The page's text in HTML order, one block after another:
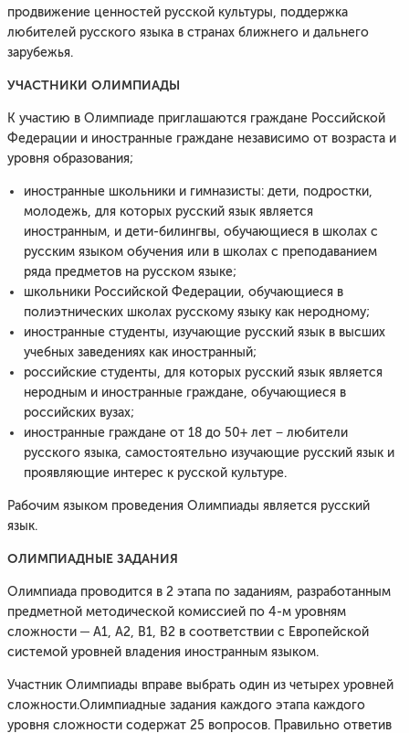
продвижение ценностей русской культуры, поддержка
любителей русского языка в странах ближнего и дальнего
зарубежья.
УЧАСТНИКИ ОЛИМПИАДЫ
К участию в Олимпиаде приглашаются граждане Российской
Федерации и иностранные граждане независимо от возраста и
уровня образования;
иностранные школьники и гимназисты: дети, подростки,
молодежь, для которых русский язык является
иностранным, и дети-билингвы, обучающиеся в школах с
русским языком обучения или в школах с преподаванием
ряда предметов на русском языке;
школьники Российской Федерации, обучающиеся в
полиэтнических школах русскому языку как неродному;
иностранные студенты, изучающие русский язык в высших
учебных заведениях как иностранный;
российские студенты, для которых русский язык является
неродным и иностранные граждане, обучающиеся в
российских вузах;
иностранные граждане от 18 до 50+ лет − любители
русского языка, самостоятельно изучающие русский язык и
проявляющие интерес к русской культуре.
Рабочим языком проведения Олимпиады является русский
язык.
ОЛИМПИАДНЫЕ ЗАДАНИЯ
Олимпиада проводится в 2 этапа по заданиям, разработанным
предметной методической комиссией по 4-м уровням
сложности ─ А1, А2, В1, В2 в соответствии с Европейской
системой уровней владения иностранным языком.
Участник Олимпиады вправе выбрать один из четырех уровней
сложности.Олимпиадные задания каждого этапа каждого
уровня сложности содержат 25 вопросов. Правильно ответив